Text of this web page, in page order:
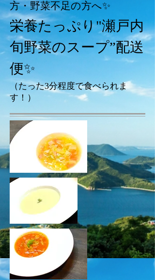
方・野菜不足の方へ✨
栄養たっぷり"瀬戸内
旬野菜のスープ”配送
便✨
（たった3分程度で食べられま
す！）